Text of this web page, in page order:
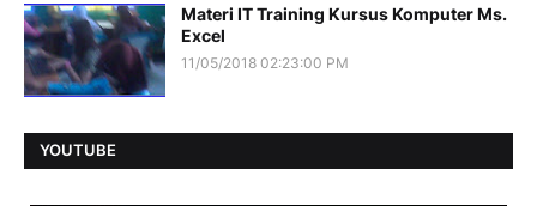
Materi IT Training Kursus Komputer Ms.
Excel
11/05/2018 02:23:00 PM
YOUTUBE